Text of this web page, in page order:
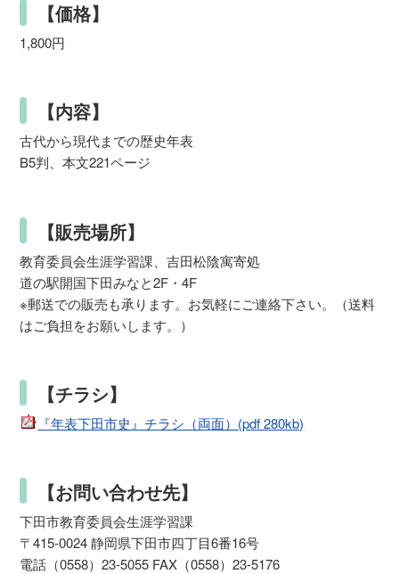
【価格】
1,800円
【内容】
古代から現代までの歴史年表
B5判、本文221ページ
【販売場所】
教育委員会生涯学習課、吉田松陰寓寄処
道の駅開国下田みなと2F・4F
※郵送での販売も承ります。お気軽にご連絡下さい。（送料
はご負担をお願いします。）
【チラシ】
『年表下田市史』チラシ（両面）(pdf 280kb)
【お問い合わせ先】
下田市教育委員会生涯学習課
〒415-0024 静岡県下田市四丁目6番16号
電話（0558）23-5055 FAX（0558）23-5176